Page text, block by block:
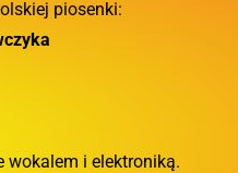
piosenki:
wokalem i elektroniką.